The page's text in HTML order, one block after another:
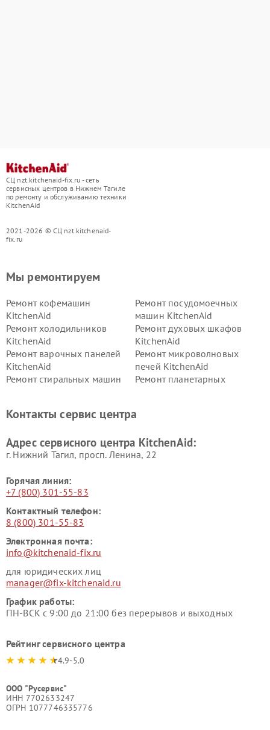
СЦ nzt.kitchenaid-fix.ru - сеть
сервисных центров в Нижнем Тагиле
по ремонту и обслуживанию техники
KitchenAid
2021-2026 © СЦ nzt.kitchenaid-
fix.ru
Мы ремонтируем
Ремонт кофемашин
KitchenAid
Ремонт посудомоечных
машин KitchenAid
Ремонт холодильников
KitchenAid
Ремонт духовых шкафов
KitchenAid
Ремонт варочных панелей
KitchenAid
Ремонт микроволновых
печей KitchenAid
Ремонт стиральных машин
Ремонт планетарных
Контакты сервис центра
Адрес сервисного центра KitchenAid:
г. Нижний Тагил, просп. Ленина, 22
Горячая линия:
+7 (800) 301-55-83
Контактный телефон:
8 (800) 301-55-83
Электронная почта:
info@kitchenaid-fix.ru
для юридических лиц
manager@fix-kitchenaid.ru
График работы:
ПН-ВСК с 9:00 до 21:00 без перерывов и выходных
Рейтинг сервисного центра
4.9-5.0
ООО "Русервис"
ИНН 7702633247
ОГРН 1077746335776